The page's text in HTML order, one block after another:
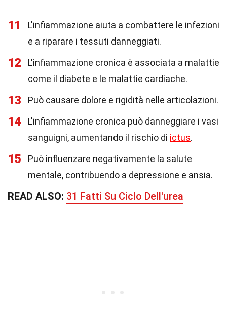
11
L'infiammazione aiuta a combattere le infezioni
e a riparare i tessuti danneggiati.
12
L'infiammazione cronica è associata a malattie
come il diabete e le malattie cardiache.
13 Può causare dolore e rigidità nelle articolazioni.
14
L'infiammazione cronica può danneggiare i vasi
sanguigni, aumentando il rischio di ictus.
15
Può influenzare negativamente la salute
mentale, contribuendo a depressione e ansia.
READ ALSO: 31 Fatti Su Ciclo Dell'urea